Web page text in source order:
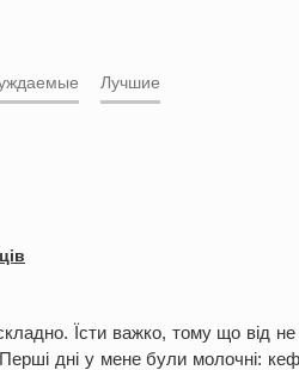
Лучшие
Їсти важко, тому що від
дні у мене були молочні: